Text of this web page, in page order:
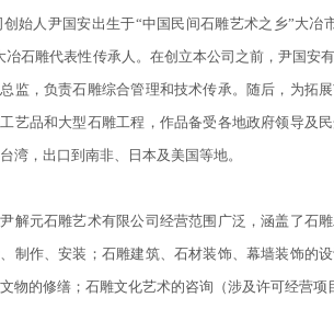
创始人尹国安出生于“中国民间石雕艺术之乡”大
冶石雕代表性传承人。在创立本公司之前，尹国安
监，负责石雕综合管理和技术传承。随后，为拓
艺品和大型石雕工程，作品备受各地政府领导及
湾，出口到南非、日本及美国等地。
解元石雕艺术有限公司经营范围广泛，涵盖了石
制作、安装；石雕建筑、石材装饰、幕墙装饰的
物的修缮；石雕文化艺术的咨询（涉及许可经营项